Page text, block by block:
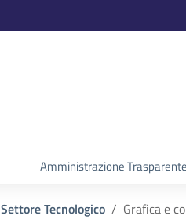
Amministrazione Trasparente
Settore Tecnologico Grafica e